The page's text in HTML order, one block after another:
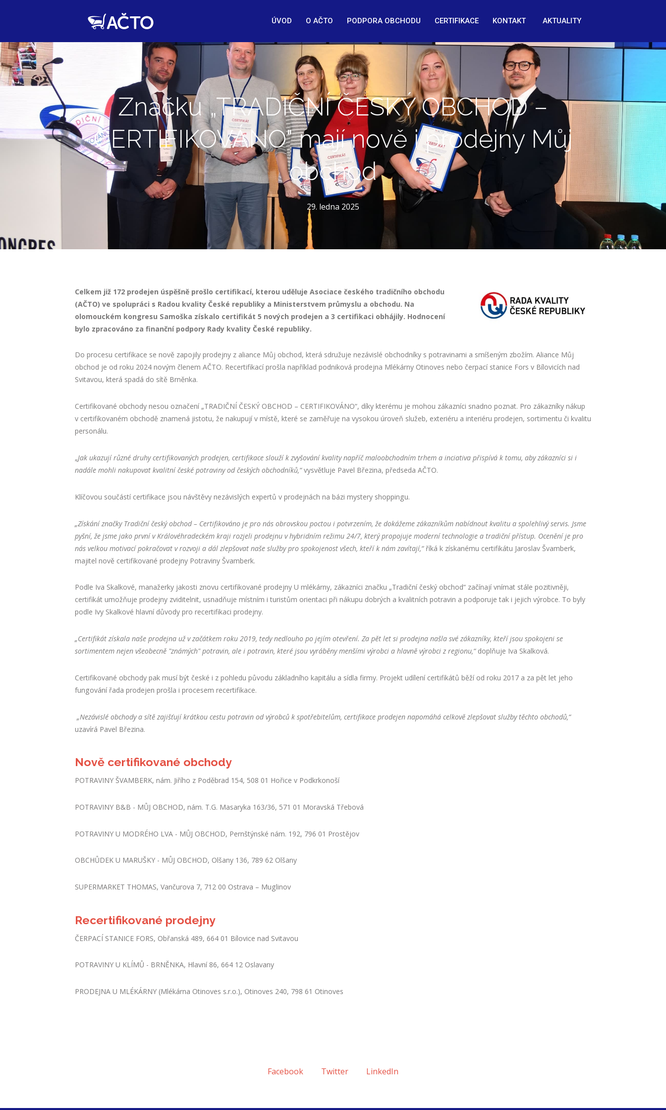
ÚVOD O AČTO PODPORA OBCHODU CERTIFIKACE KONTAKT AKTUALITY
Značku „TRADIČNÍ ČESKÝ OBCHOD –
CERTIFIKOVÁNO" mají nově i prodejny Můj
obchod
29. ledna 2025
Celkem již 172 prodejen úspěšně prošlo certifikací, kterou uděluje Asociace českého tradičního obchodu
(AČTO) ve spolupráci s Radou kvality České republiky a Ministerstvem průmyslu a obchodu. Na
olomouckém kongresu Samoška získalo certifikát 5 nových prodejen a 3 certifikaci obhájily. Hodnocení
bylo zpracováno za finanční podpory Rady kvality České republiky.
Do procesu certifikace se nově zapojily prodejny z aliance Můj obchod, která sdružuje nezávislé obchodníky s potravinami a smíšeným zbožím. Aliance Můj
obchod je od roku 2024 novým členem AČTO. Recertifikací prošla například podniková prodejna Mlékárny Otinoves nebo čerpací stanice Fors v Bílovicích nad
Svitavou, která spadá do sítě Brněnka.
Certifikované obchody nesou označení „TRADIČNÍ ČESKÝ OBCHOD – CERTIFIKOVÁNO“, díky kterému je mohou zákazníci snadno poznat. Pro zákazníky nákup
v certifikovaném obchodě znamená jistotu, že nakupují v místě, které se zaměřuje na vysokou úroveň služeb, exteriéru a interiéru prodejen, sortimentu či kvalitu
personálu.
„Jak ukazují různé druhy certifikovaných prodejen, certifikace slouží k zvyšování kvality napříč maloobchodním trhem a inciativa přispívá k tomu, aby zákazníci si i
nadále mohli nakupovat kvalitní české potraviny od českých obchodníků,“vysvětluje Pavel Březina, předseda AČTO.
Klíčovou součástí certifikace jsou návštěvy nezávislých expertů v prodejnách na bázi mystery shoppingu.
„Získání značky Tradiční český obchod – Certifikováno je pro nás obrovskou poctou i potvrzením, že dokážeme zákazníkům nabídnout kvalitu a spolehlivý servis. Jsme
pyšní, že jsme jako první v Královéhradeckém kraji rozjeli prodejnu v hybridním režimu 24/7, který propojuje moderní technologie a tradiční přístup. Ocenění je pro
nás velkou motivací pokračovat v rozvoji a dál zlepšovat naše služby pro spokojenost všech, kteří k nám zavítají,“ říká k získanému certifikátu Jaroslav Švamberk,
majitel nově certifikované prodejny Potraviny Švamberk.
Podle Iva Skalkové, manažerky jakosti znovu certifikované prodejny U mlékárny, zákazníci značku „Tradiční český obchod“ začínají vnímat stále pozitivněji,
certifikát umožňuje prodejny zviditelnit, usnadňuje místním i turistům orientaci při nákupu dobrých a kvalitních potravin a podporuje tak i jejich výrobce. To byly
podle Ivy Skalkové hlavní důvody pro recertifikaci prodejny.
„Certifikát získala naše prodejna už v začátkem roku 2019, tedy nedlouho po jejím otevření. Za pět let si prodejna našla své zákazníky, kteří jsou spokojeni se
sortimentem nejen všeobecně "známých" potravin, ale i potravin, které jsou vyráběny menšími výrobci a hlavně výrobci z regionu,“doplňuje Iva Skalková.
Certifikované obchody pak musí být české i z pohledu původu základního kapitálu a sídla firmy. Projekt udílení certifikátů běží od roku 2017 a za pět let jeho
fungování řada prodejen prošla i procesem recertifikace.
„Nezávislé obchody a sítě zajišťují krátkou cestu potravin od výrobců k spotřebitelům, certifikace prodejen napomáhá celkově zlepšovat služby těchto obchodů,“
uzavírá Pavel Březina.
Nově certifikované obchody
POTRAVINY ŠVAMBERK, nám. Jiřího z Poděbrad 154, 508 01 Hořice v Podkrkonoší
POTRAVINY B&B - MŮJ OBCHOD, nám. T.G. Masaryka 163/36, 571 01 Moravská Třebová
POTRAVINY U MODRÉHO LVA - MŮJ OBCHOD, Pernštýnské nám. 192, 796 01 Prostějov
OBCHŮDEK U MARUŠKY - MŮJ OBCHOD, Olšany 136, 789 62 Olšany
SUPERMARKET THOMAS, Vančurova 7, 712 00 Ostrava – Muglinov
Recertifikované prodejny
ČERPACÍ STANICE FORS, Obřanská 489, 664 01 Bílovice nad Svitavou
POTRAVINY U KLÍMŮ - BRNĚNKA, Hlavní 86, 664 12 Oslavany
PRODEJNA U MLÉKÁRNY (Mlékárna Otinoves s.r.o.), Otinoves 240, 798 61 Otinoves
Facebook Twitter LinkedIn